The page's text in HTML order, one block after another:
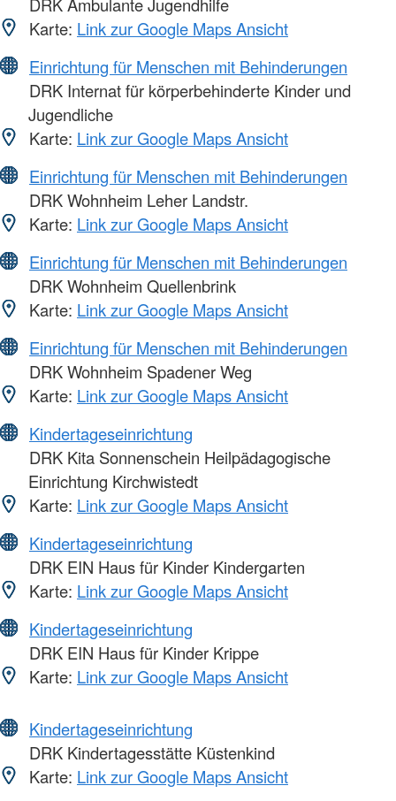
Karte: Link zur Google Maps Ansicht
Einrichtung für Menschen mit Behinderungen
DRK Internat für körperbehinderte Kinder und
Jugendliche
Karte: Link zur Google Maps Ansicht
Einrichtung für Menschen mit Behinderungen
DRK Wohnheim Leher Landstr.
Karte: Link zur Google Maps Ansicht
Einrichtung für Menschen mit Behinderungen
DRK Wohnheim Quellenbrink
Karte: Link zur Google Maps Ansicht
Einrichtung für Menschen mit Behinderungen
DRK Wohnheim Spadener Weg
Karte: Link zur Google Maps Ansicht
Kindertageseinrichtung
DRK Kita Sonnenschein Heilpädagogische
Einrichtung Kirchwistedt
Karte: Link zur Google Maps Ansicht
Kindertageseinrichtung
DRK EIN Haus für Kinder Kindergarten
Karte: Link zur Google Maps Ansicht
Kindertageseinrichtung
DRK EIN Haus für Kinder Krippe
Karte: Link zur Google Maps Ansicht
Kindertageseinrichtung
DRK Kindertagesstätte Küstenkind
Karte: Link zur Google Maps Ansicht